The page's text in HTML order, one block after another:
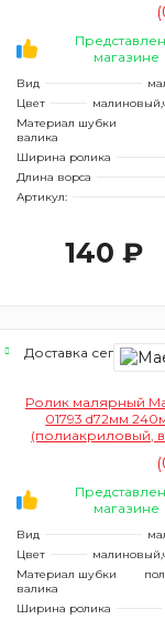
магазине
Вид
Цвет
Материал шубки
валика
Ширина ролика
Длина ворса
Артикул:
140 ₽
Доставка сегодня
Ролик малярный
01793 d72мм
(полиакриловый,
магазине
Вид
Цвет
Материал шубки
валика
Ширина ролика